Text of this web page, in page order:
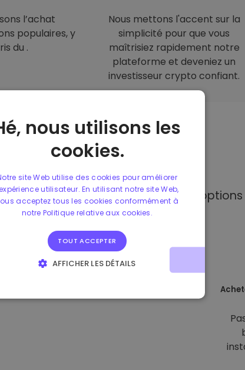
l’achat
populaires, y
du .
Nous mettons l'accent sur la
simplicité pour que vous
maîtrisiez rapidement notre
plateforme et deveniez un
investisseur crypto confiant.
Moyens depaiement
vous avez accès à plusieurs
nous utilisons les
cookies.
site Web utilise des cookies pour améliorer
utilisateur. En utilisant notre site Web,
acceptez tous les cookies conformément à
notre Politique relative aux cookies.
TOUT ACCEPTER
AFFICHER LES DÉTAILS